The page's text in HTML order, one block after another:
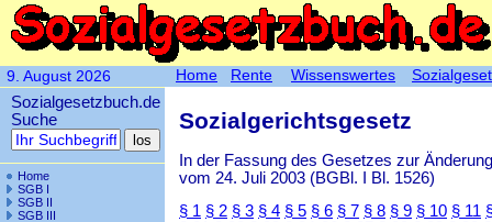
9. August 2026
Sozialgesetzbuch.de
Suche
Home
SGB I
SGB II
SGB III
Sozialgerichtsgesetz
In der Fassung des Gesetzes zur
vom 24. Juli 2003 (BGBl. I Bl. 1526)
§ 1 § 2 § 3 § 4 § 5 § 6 § 7 § 8 § 9 § 10 § 11
Home Rente Wissenswertes